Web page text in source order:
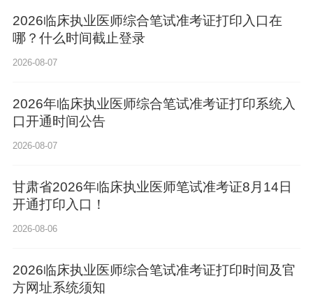
2026临床执业医师综合笔试准考证打印入口在
哪？什么时间截止登录
2026-08-07
2026年临床执业医师综合笔试准考证打印系统入
口开通时间公告
2026-08-07
甘肃省2026年临床执业医师笔试准考证8月14日
开通打印入口！
2026-08-06
2026临床执业医师综合笔试准考证打印时间及官
方网址系统须知